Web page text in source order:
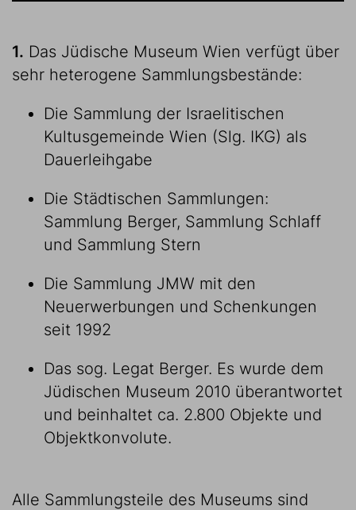
1. Das Jüdische Museum Wien verfügt über
sehr heterogene Sammlungsbestände:
Die Sammlung der Israelitischen
Kultusgemeinde Wien (Slg. IKG) als
Dauerleihgabe
Die Städtischen Sammlungen:
Sammlung Berger, Sammlung Schlaff
und Sammlung Stern
Die Sammlung JMW mit den
Neuerwerbungen und Schenkungen
seit 1992
Das sog. Legat Berger. Es wurde dem
Jüdischen Museum 2010 überantwortet
und beinhaltet ca. 2.800 Objekte und
Objektkonvolute.
Alle Sammlungsteile des Museums sind